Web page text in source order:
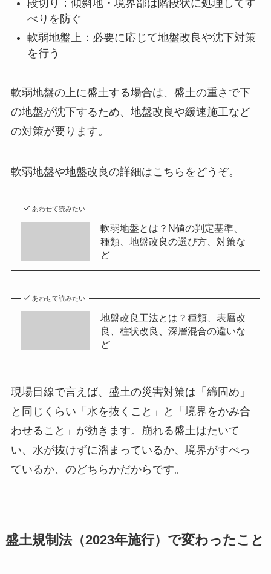
段切り：傾斜地・境界部は階段状に処理してす
べりを防ぐ
軟弱地盤上：必要に応じて地盤改良や沈下対策
を行う
軟弱地盤の上に盛土する場合は、盛土の重さで下
の地盤が沈下するため、地盤改良や緩速施工など
の対策が要ります。
軟弱地盤や地盤改良の詳細はこちらをどうぞ。
あわせて読みたい
軟弱地盤とは？N値の判定基準、
種類、地盤改良の選び方、対策な
ど
あわせて読みたい
地盤改良工法とは？種類、表層改
良、柱状改良、深層混合の違いな
ど
現場目線で言えば、盛土の災害対策は「締固め」
と同じくらい「水を抜くこと」と「境界をかみ合
わせること」が効きます。崩れる盛土はたいて
い、水が抜けずに溜まっているか、境界がすべっ
ているか、のどちらかだからです。
盛土規制法（2023年施行）で変わったこと